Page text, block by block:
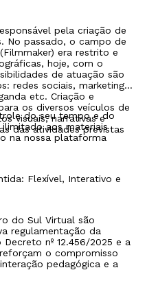
pela criação de
No passado, o campo de
era restrito e
hoje, com o
de atuação são
redes sociais, marketing,
e
os diversos veículos de
visuais, narrativas e
das atividades previstas
do seu tempo e do
aos materiais
na nossa plataforma
Flexível, Interativo e
do Sul Virtual são
regulamentação da
nº 12.456/2025 e a
o compromisso
pedagógica e a